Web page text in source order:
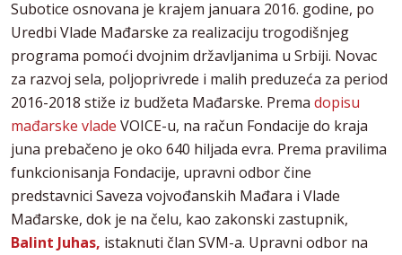
Subotice osnovana je krajem januara 2016. godine, po
Uredbi Vlade Mađarske za realizaciju trogodišnjeg
programa pomoći dvojnim državljanima u Srbiji. Novac
za razvoj sela, poljoprivrede i malih preduzeća za period
2016-2018 stiže iz budžeta Mađarske. Prema dopisu
mađarske vlade VOICE-u, na račun Fondacije do kraja
juna prebačeno je oko 640 hiljada evra. Prema pravilima
funkcionisanja Fondacije, upravni odbor čine
predstavnici Saveza vojvođanskih Mađara i Vlade
Mađarske, dok je na čelu, kao zakonski zastupnik,
Balint Juhas, istaknuti član SVM-a. Upravni odbor na